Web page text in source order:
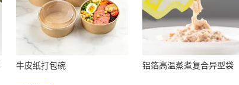
牛皮纸打包碗 铝箔高温蒸煮复合异型袋